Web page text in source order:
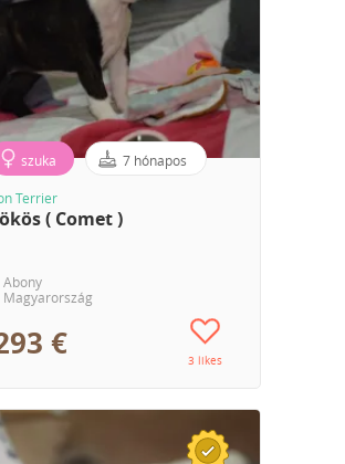
szuka 7 hónapos
Terrier
( Comet )
Abony
Magyarország
€ 3 likes